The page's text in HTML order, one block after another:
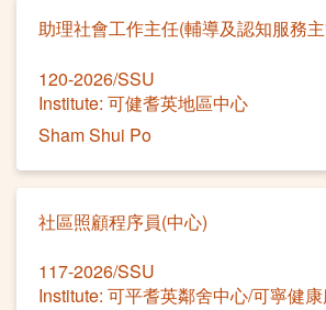
助理社會工作主任(輔導及認知服務
120-2026/SSU
Institute: 可健耆英地區中心
Sham Shui Po
社區照顧程序員(中心)
117-2026/SSU
Institute: 可平耆英鄰舍中心/可寧健